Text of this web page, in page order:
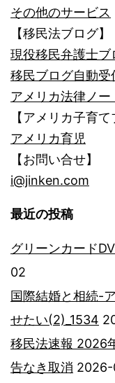
その他のサービス
【移民法ブログ】
現役移民弁護士ブ
移民ブログ自動受
アメリカ法律ノー
【アメリカ子育て
アメリカ育児
【お問い合せ】
i@jinken.com
最近の投稿
グリーンカード
02
国際結婚と相続-
せたい(2)_1534
移民法速報 2026
告なき取消